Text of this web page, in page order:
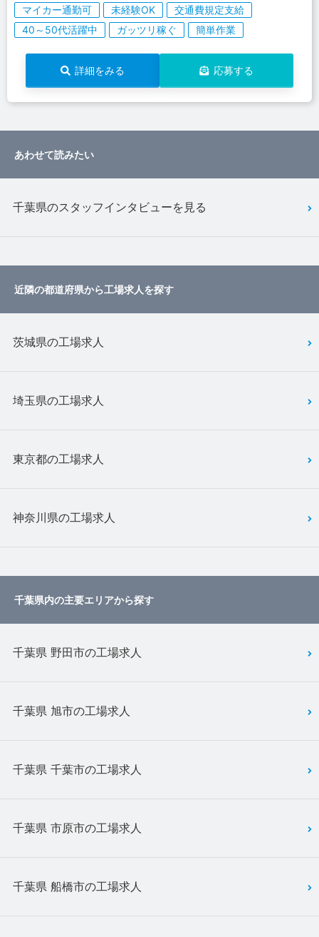
マイカー通勤可 未経験OK
交通費規定支給
40～50代活躍中
ガッツリ稼ぐ 簡単作業
詳細をみる 応募する
あわせて読みたい
千葉県のスタッフインタビューを見る
近隣の都道府県から工場求人を探す
茨城県の工場求人
埼玉県の工場求人
東京都の工場求人
神奈川県の工場求人
千葉県内の主要エリアから探す
千葉県 野田市の工場求人
千葉県 旭市の工場求人
千葉県 千葉市の工場求人
千葉県 市原市の工場求人
千葉県 船橋市の工場求人